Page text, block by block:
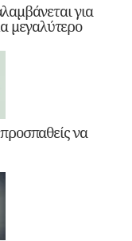
για
μεγαλύτερο
να